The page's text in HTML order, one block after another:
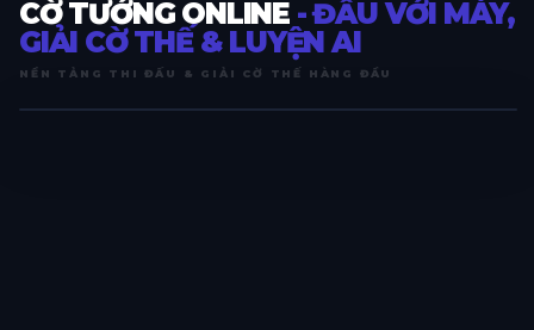
CỜ TƯỚNG ONLINE - ĐẤU VỚI MÁY,
GIẢI CỜ THẾ & LUYỆN AI
NỀN TẢNG THI ĐẤU & GIẢI CỜ THẾ HÀNG ĐẦU